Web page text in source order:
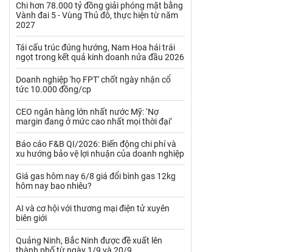
Khí đốt
Kim loại khác Mắc ca
Nhựa - Hạt nhựa
Palladium Phân bón
Rau - Củ -Quả Sắt thép
Sữa
Than Thức ăn chăn nuôi
Thủy hải sản khác
Vàng
Chi hơn 78.000 tỷ đồng giải phóng mặt bằng
Vành đai 5 - Vùng Thủ đô, thực hiện từ năm
2027
Tái cấu trúc đúng hướng, Nam Hoa hái trái
ngọt trong kết quả kinh doanh nửa đầu 2026
Doanh nghiệp 'họ FPT' chốt ngày nhận cổ
tức 10.000 đồng/cp
CEO ngân hàng lớn nhất nước Mỹ: ‘Nợ
margin đang ở mức cao nhất mọi thời đại’
Báo cáo F&B QI/2026: Biến động chi phí và
xu hướng bảo vệ lợi nhuận của doanh nghiệp
Giá gas hôm nay 6/8 giá đổi bình gas 12kg
hôm nay bao nhiêu?
AI và cơ hội với thương mại điện tử xuyên
biên giới
Quảng Ninh, Bắc Ninh được đề xuất lên